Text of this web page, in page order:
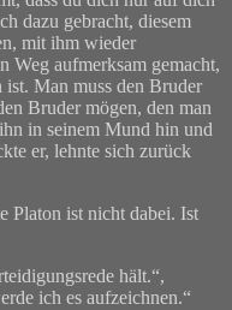
dazu gebracht, diesem
mit ihm wieder
Weg aufmerksam gemacht,
ist. Man muss den Bruder
Bruder mögen, den man
in seinem Mund hin und
er, lehnte sich zurück
Platon ist nicht dabei. Ist
hält.“,
ich es aufzeichnen.“